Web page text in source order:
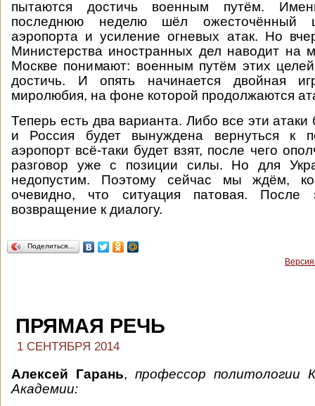
пытаются достичь военным путём.
последнюю неделю шёл ожесточённый
аэропорта и усиление огневых атак. Но
Министерства иностранных дел наводит на
Москве понимают: военным путём этих
достичь. И опять начинается двойная
миролюбия, на фоне которой продолжаются
Теперь есть два варианта. Либо все эти
и Россия будет вынуждена вернуться к
аэропорт всё-таки будет взят, после чего
разговор уже с позиции силы. Но для
недопустим. Поэтому сейчас мы ждём,
очевидно, что ситуация патовая. После
возвращение к диалогу.
Поделиться…
ПРЯМАЯ РЕЧЬ
1 СЕНТЯБРЯ 2014
Алексей Гарань, профессор политологии
Академии: